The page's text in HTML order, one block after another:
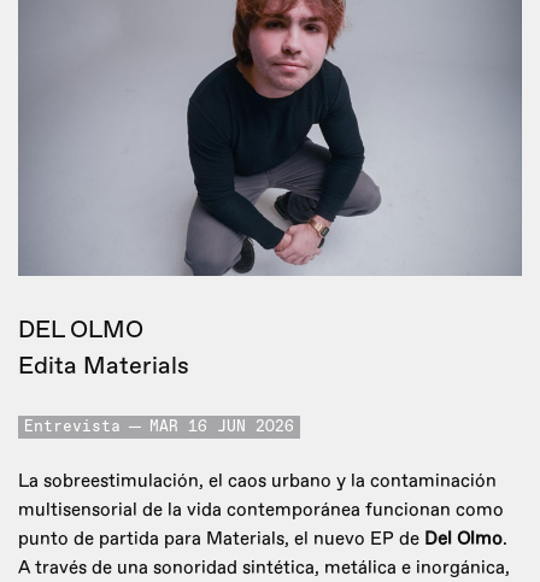
DEL OLMO
Edita Materials
Entrevista MAR 16 JUN 2026
La sobreestimulación, el caos urbano y la contaminación
multisensorial de la vida contemporánea funcionan como
punto de partida para Materials, el nuevo EP de Del Olmo.
A través de una sonoridad sintética, metálica e inorgánica,